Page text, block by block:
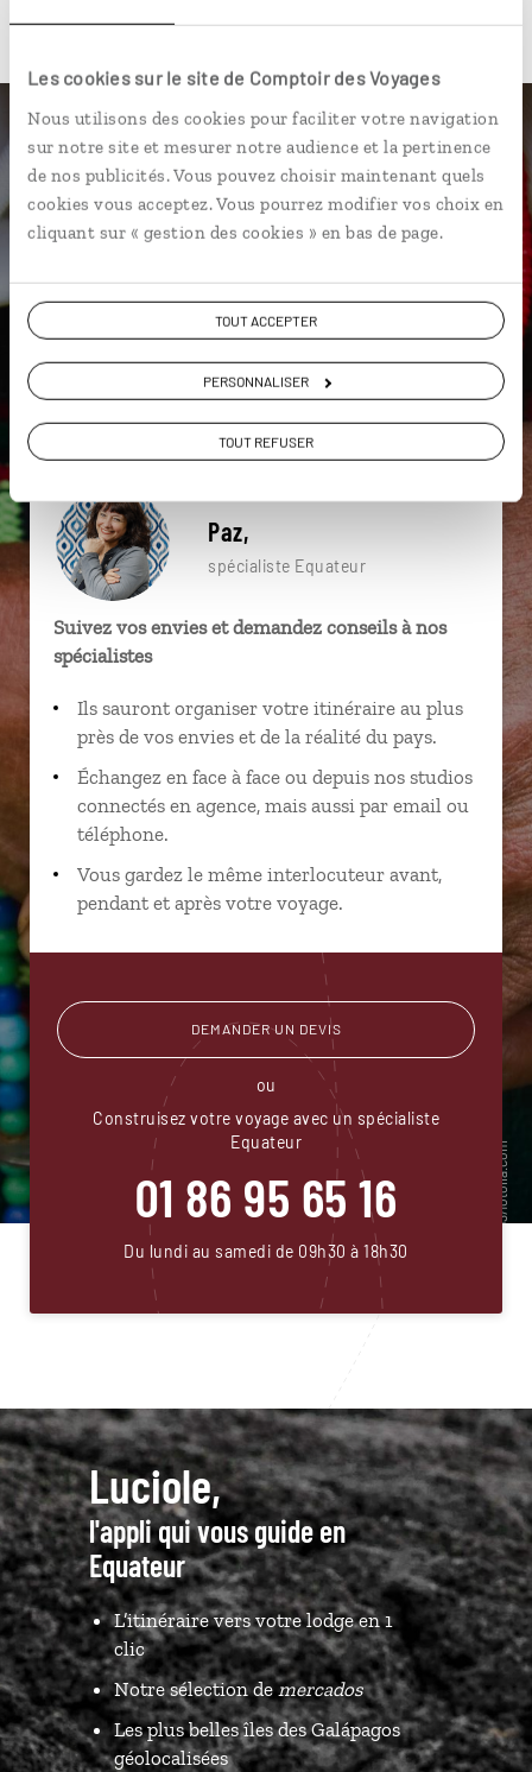
Les cookies sur le site de Comptoir des Voyages
Nous utilisons des cookies pour faciliter votre navigation
sur notre site et mesurer notre audience et la pertinence
de nos publicités. Vous pouvez choisir maintenant quels
cookies vous acceptez. Vous pourrez modifier vos choix en
cliquant sur « gestion des cookies » en bas de page.
TOUT ACCEPTER
PERSONNALISER
TOUT REFUSER
Une envie de voyage
particulière ?
Allée des Volcans Banos Cotacachi
Île Santa Cruz Volcan San Cristobal Andes
Paz,
spécialiste Equateur
Suivez vos envies et demandez conseils à nos
spécialistes
Ils sauront organiser votre itinéraire au plus
près de vos envies et de la réalité du pays.
Échangez en face à face ou depuis nos studios
connectés en agence, mais aussi par email ou
téléphone.
Vous gardez le même interlocuteur avant,
pendant et après votre voyage.
DEMANDER UN DEVIS
ou
Construisez votre voyage avec un spécialiste
Equateur
01 86 95 65 16
Du lundi au samedi de 09h30 à 18h30
Luciole,
l'appli qui vous guide en
Equateur
L’itinéraire vers votre lodge en 1
clic
Notre sélection demercados
Les plus belles îles des Galápagos
géolocalisées